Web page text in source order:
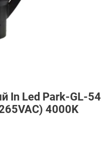
In Led Park-GL-54
4000K